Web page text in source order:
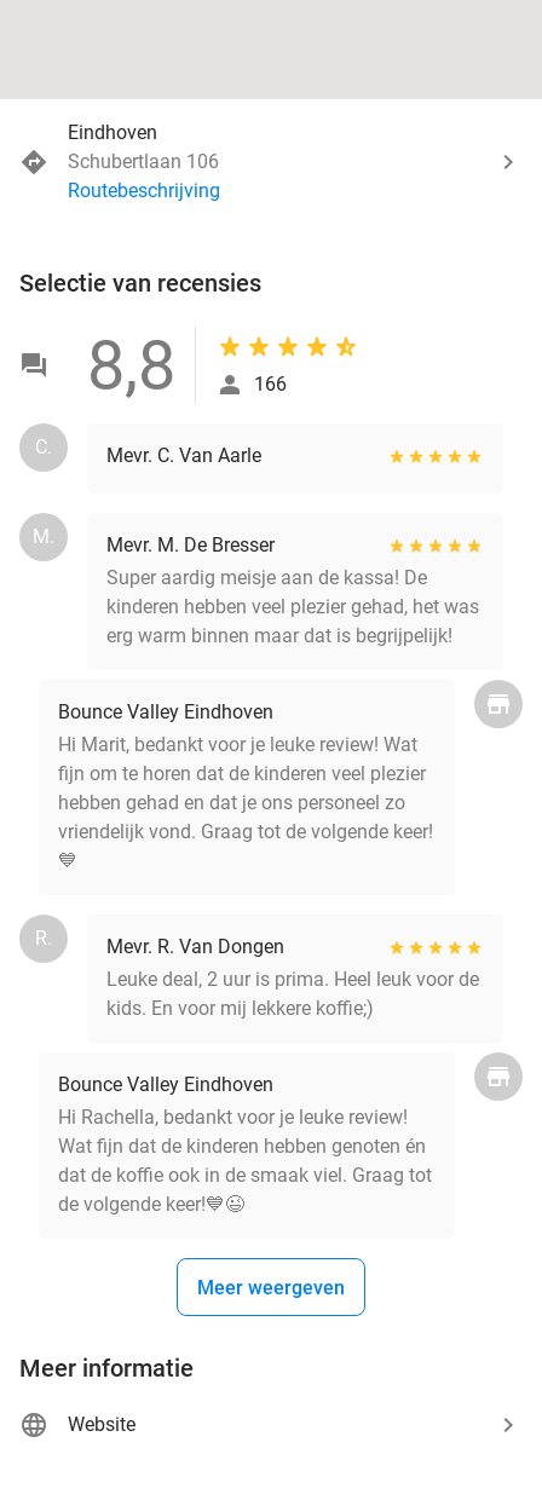
Eindhoven
Schubertlaan 106
Routebeschrijving
Selectie van recensies
8,8 166
C. Mevr. C. Van Aarle
M.
Mevr. M. De Bresser
Super aardig meisje aan de kassa! De
kinderen hebben veel plezier gehad, het was
erg warm binnen maar dat is begrijpelijk!
Bounce Valley Eindhoven
Hi Marit, bedankt voor je leuke review! Wat
fijn om te horen dat de kinderen veel plezier
hebben gehad en dat je ons personeel zo
vriendelijk vond. Graag tot de volgende keer!
💙
R.
Mevr. R. Van Dongen
Leuke deal, 2 uur is prima. Heel leuk voor de
kids. En voor mij lekkere koffie;)
Bounce Valley Eindhoven
Hi Rachella, bedankt voor je leuke review!
Wat fijn dat de kinderen hebben genoten én
dat de koffie ook in de smaak viel. Graag tot
de volgende keer!💙😉
Meer weergeven
Meer informatie
Website